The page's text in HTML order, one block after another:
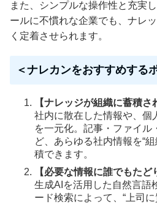
また、シンプルな操作性と充実
ールに不慣れな企業でも、ナレ
く定着させられます。
＜ナレカンをおすすめする
【ナレッジが組織に蓄積さ
社内に散在した情報や、個
を一元化。記事・ファイル
ど、あらゆる社内情報を“
積できます。
【必要な情報に誰でもたど
生成AIを活用した自然言語
ード検索によって、“上司